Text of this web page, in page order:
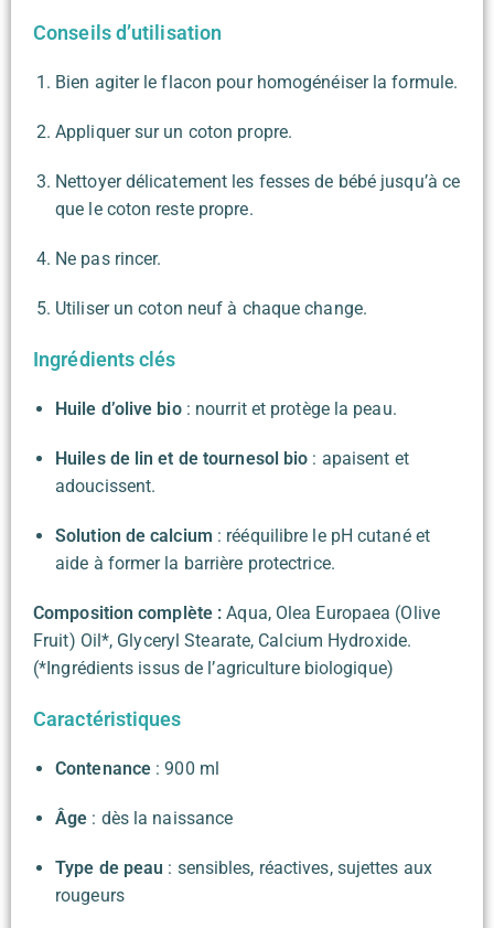
Conseils d’utilisation
Bien agiter le flacon pour homogénéiser la formule.
Appliquer sur un coton propre.
Nettoyer délicatement les fesses de bébé jusqu’à ce
que le coton reste propre.
Ne pas rincer.
Utiliser un coton neuf à chaque change.
Ingrédients clés
Huile d’olive bio: nourrit et protège la peau.
Huiles de lin et de tournesol bio : apaisent et
adoucissent.
Solution de calcium : rééquilibre le pH cutané et
aide à former la barrière protectrice.
Composition complète : Aqua, Olea Europaea (Olive
Fruit) Oil*, Glyceryl Stearate, Calcium Hydroxide.
(*Ingrédients issus de l’agriculture biologique)
Caractéristiques
Contenance : 900 ml
Âge : dès la naissance
Type de peau : sensibles, réactives, sujettes aux
rougeurs